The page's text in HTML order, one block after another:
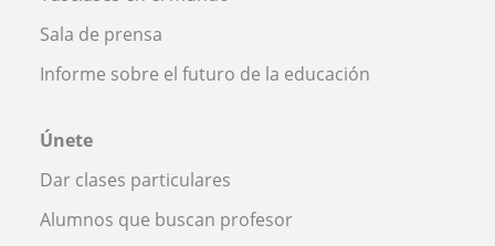
Sala de prensa
Informe sobre el futuro de la educación
Únete
Dar clases particulares
Alumnos que buscan profesor